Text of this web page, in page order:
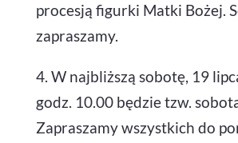
procesją figurki Matki Bożej.
zapraszamy.
4. W najbliższą sobotę, 19
godz. 10.00 będzie tzw.
Zapraszamy wszystkich do